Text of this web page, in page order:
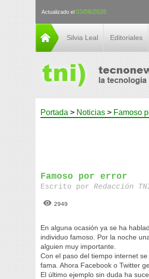
Actualizado el 03/08/2026
Silvia Leal Editoriales
Portada > Noticias > Famoso
Famoso por error
Escrito porRedacción
2949
En alguna ocasión ya se ha
individuo famoso. Por la noche
alguien muy importante.
Con el paso del tiempo internet
fama. Ahora Facebook o Twitter
El último ejemplo sin duda ha